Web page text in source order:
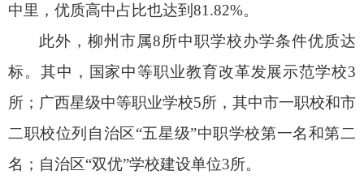
中里，优质高中占比也达到81.82%。
此外，柳州市属8所中职学校办学条件优质达
标。其中，国家中等职业教育改革发展示范学校3
所；广西星级中等职业学校5所，其中市一职校和市
二职校位列自治区“五星级”中职学校第一名和第二
名；自治区“双优”学校建设单位3所。